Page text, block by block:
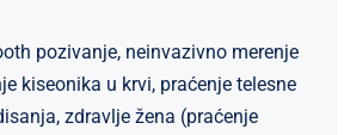
pozivanje, neinvazivno merenje
kiseonika u krvi, praćenje telesne
zdravlje žena (praćenje